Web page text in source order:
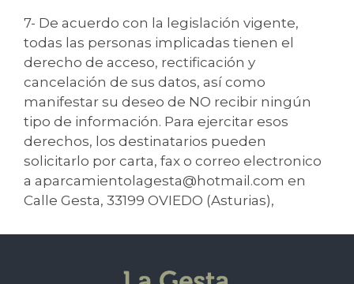
7- De acuerdo con la legislación vigente,
todas las personas implicadas tienen el
derecho de acceso, rectificación y
cancelación de sus datos, así como
manifestar su deseo de NO recibir ningún
tipo de información. Para ejercitar esos
derechos, los destinatarios pueden
solicitarlo por carta, fax o correo electronico
a aparcamientolagesta@hotmail.com en
Calle Gesta, 33199 OVIEDO (Asturias),